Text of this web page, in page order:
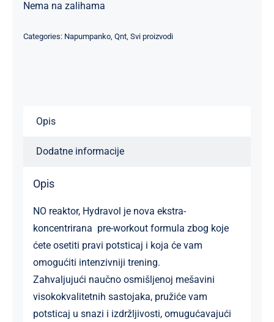
Nema na zalihama
Categories: Napumpanko, Qnt, Svi proizvodi
Opis
Dodatne informacije
Opis
NO reaktor, Hydravol je nova ekstra-
koncentrirana pre-workout formula zbog koje
ćete osetiti pravi potsticaj i koja će vam
omogućiti intenzivniji trening.
Zahvaljujući naučno osmišljenoj mešavini
visokokvalitetnih sastojaka, pružiće vam
potsticaj u snazi i izdržljivosti, omugućavajući